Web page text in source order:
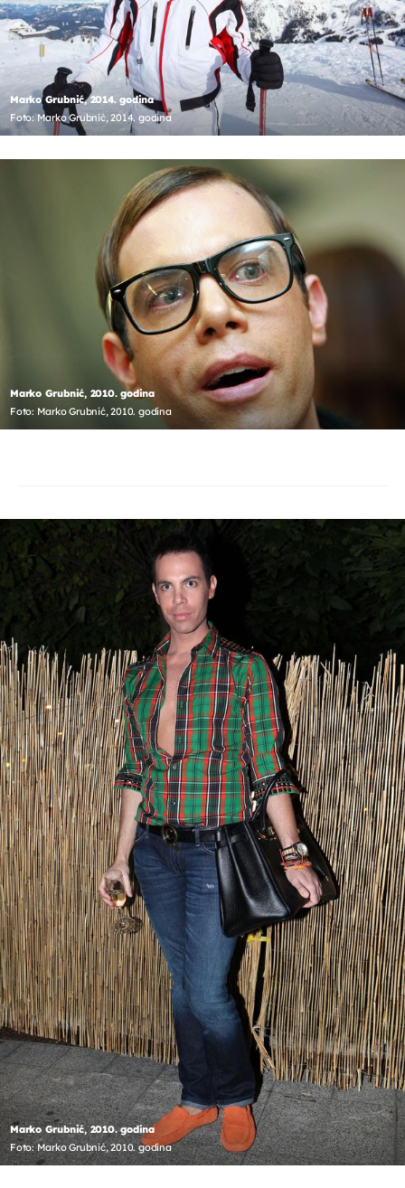
Marko Grubnić, 2014. godina
Foto: Marko Grubnić, 2014. godina
Marko Grubnić, 2010. godina
Foto: Marko Grubnić, 2010. godina
Marko Grubnić, 2010. godina
Foto: Marko Grubnić, 2010. godina